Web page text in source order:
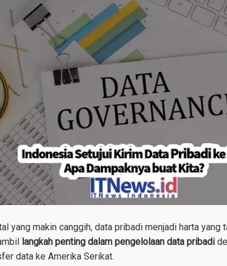
yang makin canggih, data pribadi menjadi harta yang
langkah penting dalam pengelolaan data pribadi
data ke Amerika Serikat.